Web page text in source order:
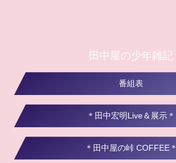
田中屋の少年雑記
番組表
＊田中宏明Live＆展示＊
＊田中屋の峠 COFFEE＊